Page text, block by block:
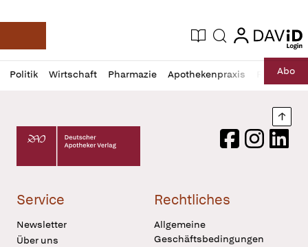
Deutsche Apotheker Zeitung
Aktuelle Ausgabe
Suche login
login
Politik Wirtschaft Pharmazie Apothekenpraxis RechtAbo
Profil
öffnen
Daz
Pur
Deutscher Apotheker Verlag Logo
FacebookInstagram
Service
Newsletter
Über uns
Rechtliches
Allgemeine
Geschäftsbedingungen